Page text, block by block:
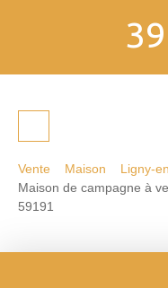
Vente Maison
Ligny-
Maison de campagne à
59191